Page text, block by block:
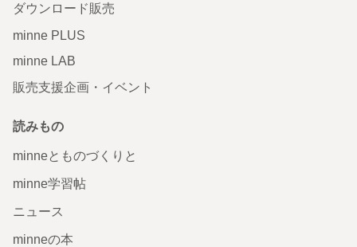
ダウンロード販売
minne PLUS
minne LAB
販売支援企画・イベント
読みもの
minneとものづくりと
minne学習帖
ニュース
minneの本